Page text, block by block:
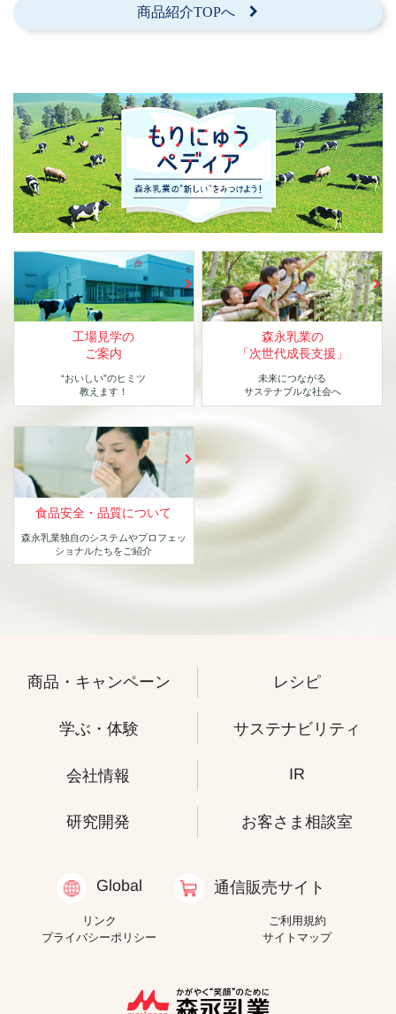
商品紹介TOPへ
工場見学の
ご案内
“おいしい”のヒミツ
教えます！
森永乳業の
「次世代成長支援」
未来につながる
サステナブルな社会へ
食品安全・品質について
森永乳業独自のシステムやプロフェッ
ショナルたちをご紹介
商品・キャンペーン レシピ
学ぶ・体験 サステナビリティ
会社情報 IR
研究開発 お客さま相談室
Global 通信販売サイト
リンク
ご利用規約
プライバシーポリシー
サイトマップ